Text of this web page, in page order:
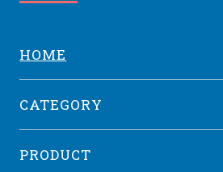
HOME
CATEGORY
PRODUCT